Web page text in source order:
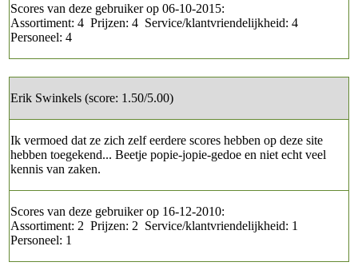
Scores van deze gebruiker op 06-10-2015:
Assortiment: 4 Prijzen: 4 Service/klantvriendelijkheid: 4
Personeel: 4
Erik Swinkels (score: 1.50/5.00)
Ik vermoed dat ze zich zelf eerdere scores hebben op deze site
hebben toegekend... Beetje popie-jopie-gedoe en niet echt veel
kennis van zaken.
Scores van deze gebruiker op 16-12-2010:
Assortiment: 2 Prijzen: 2 Service/klantvriendelijkheid: 1
Personeel: 1